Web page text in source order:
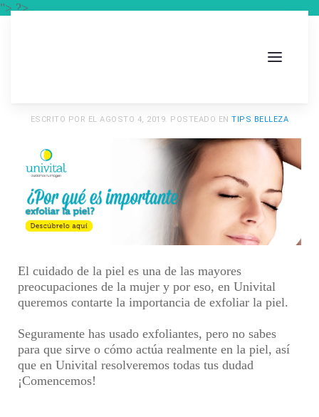
"> ?>
ESCRITO POR ELAGOSTO 4, 2019. POSTEADO ENTIPS BELLEZA
El cuidado de la piel es una de las mayores
preocupaciones de la mujer y por eso, en Univital
queremos contarte la importancia de exfoliar la piel.
Seguramente has usado exfoliantes, pero no sabes
para que sirve o cómo actúa realmente en la piel, así
que en Univital resolveremos todas tus dudad
¡Comencemos!